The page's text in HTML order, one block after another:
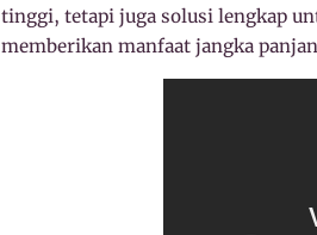
tinggi, tetapi juga solusi lengkap
memberikan manfaat jangka